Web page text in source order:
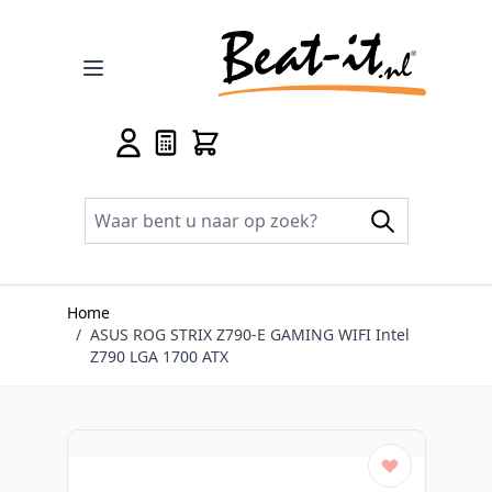
Home
/ ASUS ROG STRIX Z790-E GAMING WIFI Intel
Z790 LGA 1700 ATX